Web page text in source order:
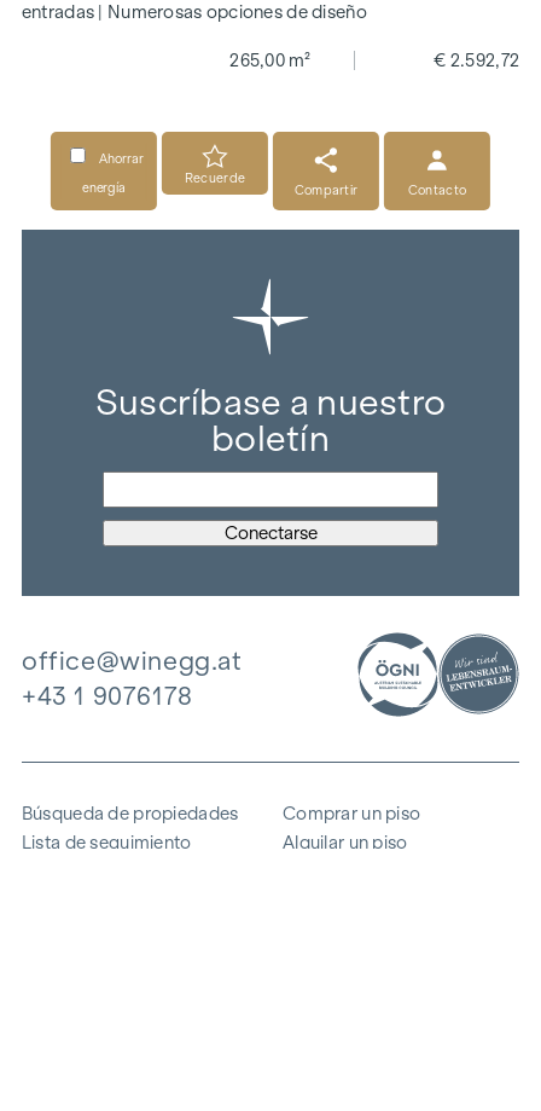
entradas | Numerosas opciones de diseño
265,00 m² € 2.592,72
Ahorrar
energía
Recuerde
Compartir
Contacto
Suscríbase a nuestro
boletín
office@winegg.at
+43 1 9076178
Búsqueda de propiedades
Lista de seguimiento
Comprar un piso
Alquilar un piso